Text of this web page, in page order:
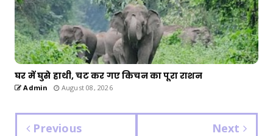
घर में घुसे हाथी, चट कर गए किचन का पूरा राशन
Admin August 08, 2026
Previous Next